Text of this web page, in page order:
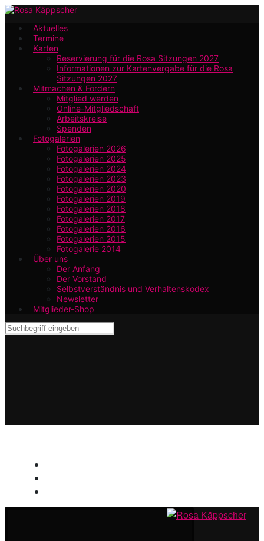
Zum
Hauptinhalt
springen
Aktuelles
Termine
Karten
Reservierung für die Rosa Sitzungen 2027
Informationen zur Kartenvergabe für die Rosa
Sitzungen 2027
Mitmachen & Fördern
Mitglied werden
Online-Mitgliedschaft
Arbeitskreise
Spenden
Fotogalerien
Fotogalerien 2026
Fotogalerien 2025
Fotogalerien 2024
Fotogalerien 2023
Fotogalerien 2020
Fotogalerien 2019
Fotogalerien 2018
Fotogalerien 2017
Fotogalerien 2016
Fotogalerien 2015
Fotogalerie 2014
Über uns
Der Anfang
Der Vorstand
Selbstverständnis und Verhaltenskodex
Newsletter
Mitglieder-Shop